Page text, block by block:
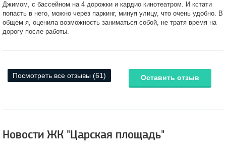
Джимом, с бассейном на 4 дорожки и кардио кинотеатром. И кстати
попасть в него, можно через паркинг, минуя улицу, что очень удобно. В
общем я, оценила возможность заниматься собой, не тратя время на
дорогу после работы.
Посмотреть все отзывы (61) Оставить отзыв
Новости ЖК "Царская площадь"